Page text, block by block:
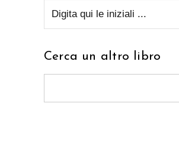
Cerca un altro libro